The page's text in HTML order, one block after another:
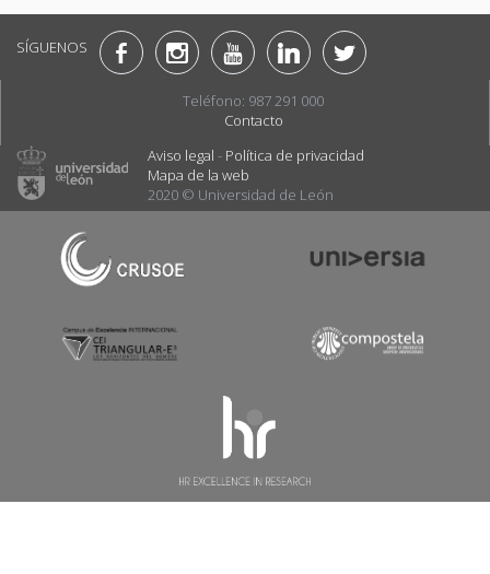
SÍGUENOS
Teléfono: 987 291 000
Contacto
Aviso legal - Política de privacidad
Mapa de la web
2020 © Universidad de León